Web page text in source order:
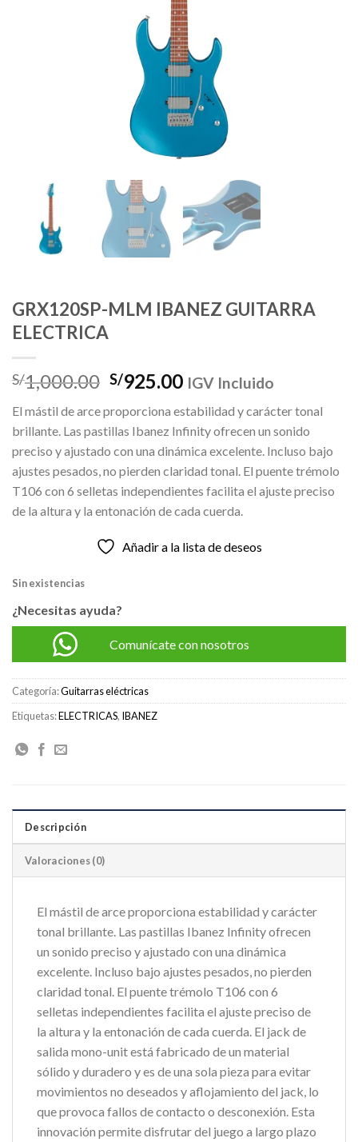
GRX120SP-MLM IBANEZ GUITARRA
ELECTRICA
S/1,000.00 El
original
era:
S/1,000.00.
S/925.00El
actual
es:
S/925.00.
IGV Incluido
El mástil de arce proporciona estabilidad y carácter tonal
brillante. Las pastillas Ibanez Infinity ofrecen un sonido
preciso y ajustado con una dinámica excelente. Incluso bajo
ajustes pesados, no pierden claridad tonal. El puente trémolo
T106 con 6 selletas independientes facilita el ajuste preciso
de la altura y la entonación de cada cuerda.
Añadir a la lista de deseos
Sin existencias
¿Necesitas ayuda?
Comunícate con nosotros
Categoría:Guitarras eléctricas
Etiquetas:ELECTRICAS, IBANEZ
Descripción
Valoraciones (0)
El mástil de arce proporciona estabilidad y carácter
tonal brillante. Las pastillas Ibanez Infinity ofrecen
un sonido preciso y ajustado con una dinámica
excelente. Incluso bajo ajustes pesados, no pierden
claridad tonal. El puente trémolo T106 con 6
selletas independientes facilita el ajuste preciso de
la altura y la entonación de cada cuerda. El jack de
salida mono-unit está fabricado de un material
sólido y duradero y es de una sola pieza para evitar
movimientos no deseados y aflojamiento del jack, lo
que provoca fallos de contacto o desconexión. Esta
innovación permite disfrutar del juego a largo plazo